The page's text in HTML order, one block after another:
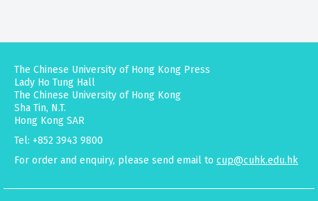
The Chinese University of Hong Kong Press
Lady Ho Tung Hall
The Chinese University of Hong Kong
Sha Tin, N.T.
Hong Kong SAR
Tel: +852 3943 9800
For order and enquiry, please send email to cup@cuhk.edu.hk